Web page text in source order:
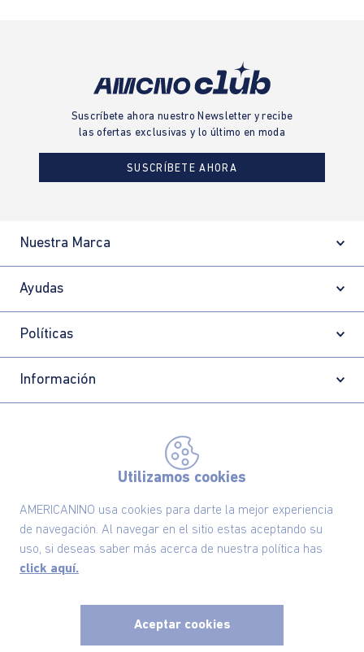
Utilizamos cookies
AMERICANINO usa cookies para darte la mejor experiencia
de navegación. Al navegar en el sitio estas aceptando su
uso, si deseas saber más acerca de nuestra política has
click aquí.
Aceptar cookies
Suscríbete ahora nuestro Newsletter y recibe
las ofertas exclusivas y lo último en moda
SUSCRÍBETE AHORA
Nuestra Marca
Ayudas
Políticas
Información
Comodin S.A.S | NIT: 800.069.933-6©2025 Americanino, todos los derechos reservados